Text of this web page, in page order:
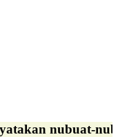
nubuat-